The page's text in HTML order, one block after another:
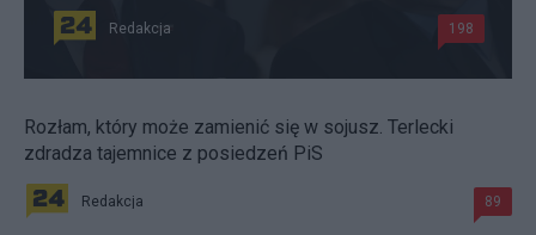
Redakcja 198
Rozłam, który może zamienić się w sojusz. Terlecki
zdradza tajemnice z posiedzeń PiS
Redakcja 89